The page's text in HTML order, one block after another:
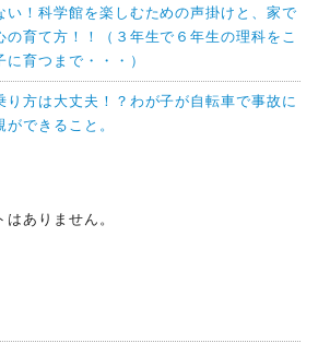
い！科学館を楽しむための声掛けと、家で
の育て方！！（３年生で６年生の理科をこ
育つまで・・・）
り方は大丈夫！？わが子が自転車で事故に
できること。
ありません。